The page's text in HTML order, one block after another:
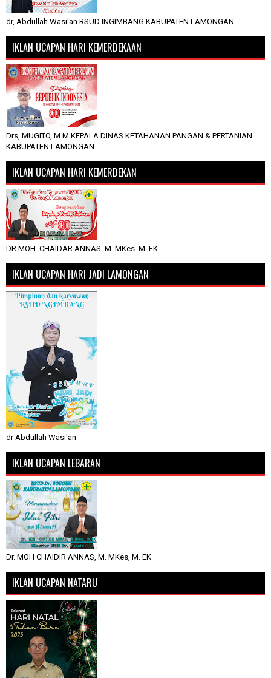
dr, Abdullah Wasi'an RSUD INGIMBANG KABUPATEN LAMONGAN
IKLAN UCAPAN HARI KEMERDEKAAN
Drs, MUGITO, M.M KEPALA DINAS KETAHANAN PANGAN & PERTANIAN
KABUPATEN LAMONGAN
IKLAN UCAPAN HARI KEMERDEKAN
DR MOH. CHAIDAR ANNAS. M. MKes. M. EK
IKLAN UCAPAN HARI JADI LAMONGAN
dr Abdullah Wasi'an
IKLAN UCAPAN LEBARAN
Dr. MOH CHAIDIR ANNAS, M. MKes, M. EK
IKLAN UCAPAN NATARU